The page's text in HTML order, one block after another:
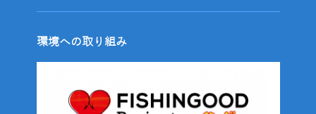
環境への取り組み